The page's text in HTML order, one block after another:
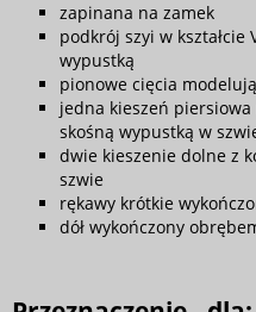
zapinana na zamek
podkrój szyi w kształcie
wypustką
pionowe cięcia
jedna kieszeń
skośną wypustką w
dwie kieszenie dolne z
szwie
rękawy krótkie
dół wykończony